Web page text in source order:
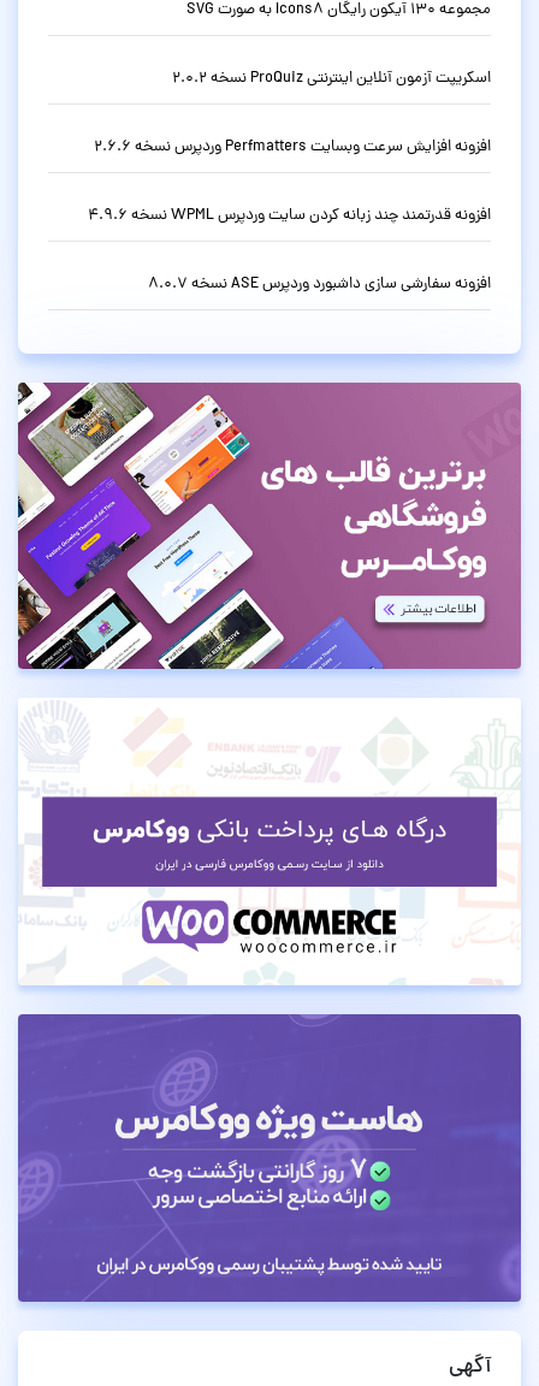
مجموعه 130 آیکون رایگان Icons8 به صورت SVG
اسکریپت آزمون آنلاین اینترنتی ProQuiz نسخه 2.0.2
افزونه افزایش سرعت وبسایت Perfmatters وردپرس نسخه 2.6.6
افزونه قدرتمند چند زبانه کردن سایت وردپرس WPML نسخه 4.9.6
افزونه سفارشی سازی داشبورد وردپرس ASE نسخه 8.0.7
آگهی